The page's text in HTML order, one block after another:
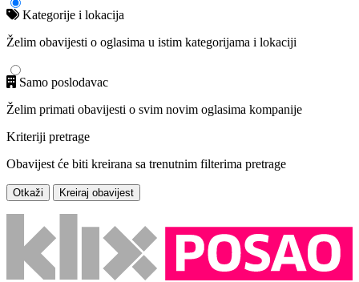
Kategorije i lokacija
Želim obavijesti o oglasima u istim kategorijama i lokaciji
Samo poslodavac
Želim primati obavijesti o svim novim oglasima kompanije
Kriteriji pretrage
Obavijest će biti kreirana sa trenutnim filterima pretrage
Otkaži Kreiraj obavijest